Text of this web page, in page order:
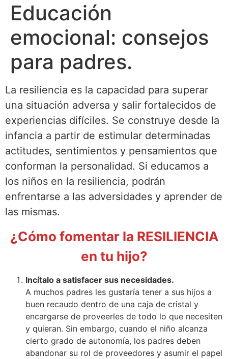
Educación
emocional: consejos
para padres.
La resiliencia es la capacidad para superar
una situación adversa y salir fortalecidos de
experiencias difíciles. Se construye desde la
infancia a partir de estimular determinadas
actitudes, sentimientos y pensamientos que
conforman la personalidad. Si educamos a
los niños en la resiliencia, podrán
enfrentarse a las adversidades y aprender de
las mismas.
¿Cómo fomentar la RESILIENCIA
en tu hijo?
Incítalo a satisfacer sus necesidades.
A muchos padres les gustaría tener a sus hijos a
buen recaudo dentro de una caja de cristal y
encargarse de proveerles de todo lo que necesiten
y quieran. Sin embargo, cuando el niño alcanza
cierto grado de autonomía, los padres deben
abandonar su rol de proveedores y asumir el papel